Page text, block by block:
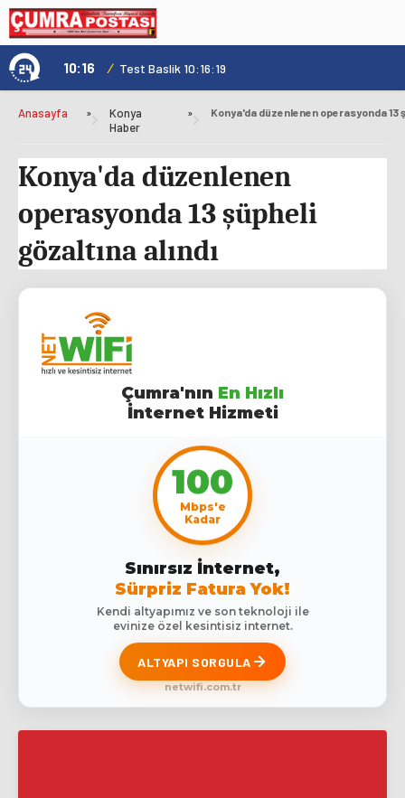
10:16 / Test Baslik 10:16:19
Anasayfa »
Konya
Haber
»
Konya'da düzenlenen
operasyonda 13 şüpheli
gözaltına alındı
Çumra'nın En Hızlı
İnternet Hizmeti
100
Mbps'e
Kadar
Sınırsız İnternet,
Sürpriz Fatura Yok!
Kendi altyapımız ve son teknoloji ile
evinize özel kesintisiz internet.
ALTYAPI SORGULA
netwifi.com.tr